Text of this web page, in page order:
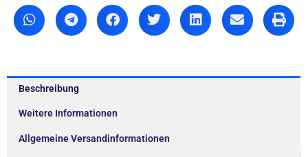
Beschreibung
Weitere Informationen
Allgemeine Versandinformationen